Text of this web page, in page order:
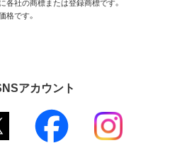
社の商標または登録商標です。
格です。
アカウント